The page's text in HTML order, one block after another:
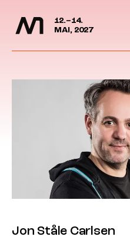
Hopp til hovedinnhold
12.–14.
MAI, 2027
Jon Ståle Carlsen